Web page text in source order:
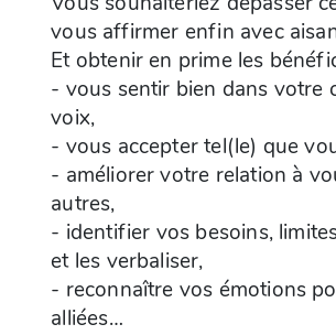
vous affirmer enfin avec
Et obtenir en prime les
- vous sentir bien dans votre
voix,
- vous accepter tel(le) que
- améliorer votre relation à
autres,
- identifier vos besoins,
et les verbaliser,
- reconnaître vos émotions
alliées…